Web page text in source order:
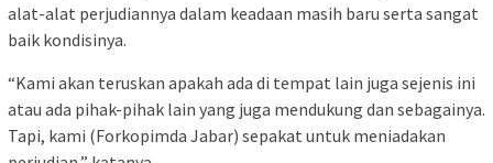
alat-alat perjudiannya dalam keadaan masih baru serta sangat
baik kondisinya.
“Kami akan teruskan apakah ada di tempat lain juga sejenis ini
atau ada pihak-pihak lain yang juga mendukung dan sebagainya.
Tapi, kami (Forkopimda Jabar) sepakat untuk meniadakan